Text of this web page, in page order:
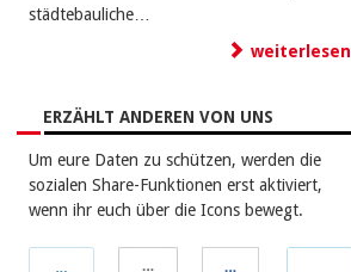
städtebauliche…
weiterlesen
ERZÄHLT ANDEREN VON UNS
Um eure Daten zu schützen, werden die
sozialen Share-Funktionen erst aktiviert,
wenn ihr euch über die Icons bewegt.